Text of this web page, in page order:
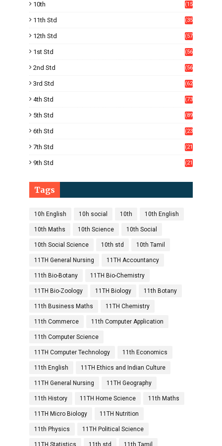
10th
(15
11th Std
(35
12th Std
(57
1st Std
(56
2nd Std
(56
3rd Std
(62
4th Std
(73
5th Std
(89
6th Std
(23
7th Std
(21
9th Std
(21
Tags
10h English 10h social 10th 10th English
10th Maths 10th Science 10th Social
10th Social Science 10th std 10th Tamil
11TH General Nursing 11TH Accountancy
11th Bio-Botany 11TH Bio-Chemistry
11TH Bio-Zoology 11TH Biology 11th Botany
11th Business Maths 11TH Chemistry
11th Commerce 11th Computer Application
11th Computer Science
11TH Computer Technology 11th Economics
11th English 11TH Ethics and Indian Culture
11TH General Nursing 11TH Geography
11th History 11TH Home Science 11th Maths
11TH Micro Biology 11TH Nutrition
11th Physics 11TH Political Science